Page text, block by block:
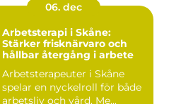
06. dec
Arbetsterapi i Skåne:
Stärker frisknärvaro och
hållbar återgång i arbete
Arbetsterapeuter i Skåne
spelar en nyckelroll för både
arbetsliv och vård. Me...